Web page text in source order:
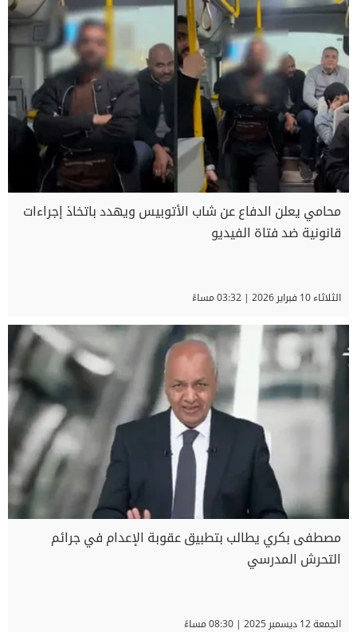
محامي يعلن الدفاع عن شاب الأتوبيس ويهدد باتخاذ إجراءات
قانونية ضد فتاة الفيديو
الثلاثاء 10 فبراير 2026 | 03:32 مساءً
مصطفى بكري يطالب بتطبيق عقوبة الإعدام في جرائم
التحرش المدرسي
الجمعة 12 ديسمبر 2025 | 08:30 مساءً